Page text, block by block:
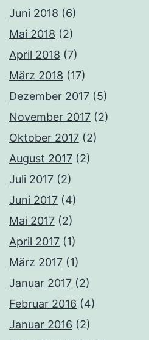
Juni 2018 (6)
Mai 2018 (2)
April 2018 (7)
März 2018 (17)
Dezember 2017 (5)
November 2017 (2)
Oktober 2017 (2)
August 2017 (2)
Juli 2017 (2)
Juni 2017 (4)
Mai 2017 (2)
April 2017 (1)
März 2017 (1)
Januar 2017 (2)
Februar 2016 (4)
Januar 2016 (2)